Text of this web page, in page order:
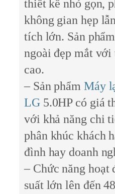
thiết kế nhỏ gọn,
không gian hẹp
tích lớn. Sản
ngoài đẹp mắt
cao.
– Sản phẩm Máy
LG 5.0HP có giá
với khả năng chi
phân khúc khách
đình hay doanh
– Chức năng hoạt
suất lớn lên đến